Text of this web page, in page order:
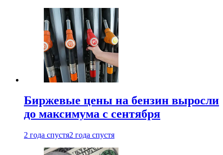
Биржевые цены на бензин выросли
до максимума с сентября
2 года спустя2 года спустя